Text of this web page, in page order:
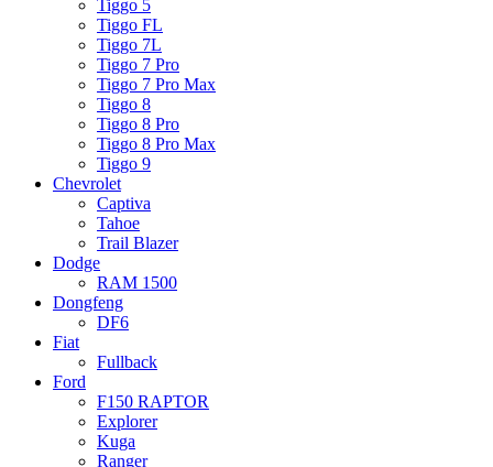
Tiggo 5
Tiggo FL
Tiggo 7L
Tiggo 7 Pro
Tiggo 7 Pro Max
Tiggo 8
Tiggo 8 Pro
Tiggo 8 Pro Max
Tiggo 9
Chevrolet
Captiva
Tahoe
Trail Blazer
Dodge
RAM 1500
Dongfeng
DF6
Fiat
Fullback
Ford
F150 RAPTOR
Explorer
Kuga
Ranger